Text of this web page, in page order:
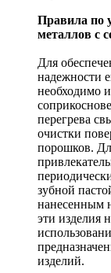
Правила по
металлов с
Для
надежности
необходимо
перегрева
очистки
порошков.
зубной
нанесенным
эти изделия
изделий.